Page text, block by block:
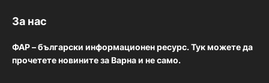
За нас
ФАР – български информационен ресурс. Тук можете да
прочетете новините за Варна и не само.